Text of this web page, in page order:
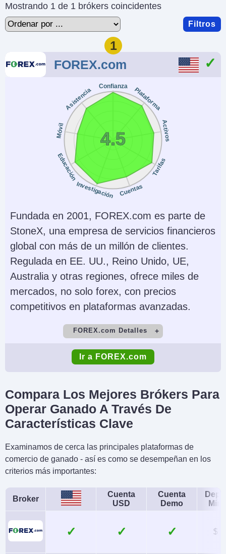
Mostrando 1 de 1 brókers coincidentes
Filtros
1
FOREX.com
Confianza Plataforma
Activos
Tarifas
Cuentas
Investigación
Educación
Móvil
Asistencia
4.5
Fundada en 2001, FOREX.com es parte de
StoneX, una empresa de servicios financieros
global con más de un millón de clientes.
Regulada en EE. UU., Reino Unido, UE,
Australia y otras regiones, ofrece miles de
mercados, no solo forex, con precios
competitivos en plataformas avanzadas.
FOREX.com Detalles
Cuenta Demo Depósito Mínimo
0.01 Lots 1:50
Copy Trading
Instrumentos
Forex, Futuros y
Metales, Energías,
Índices, Bonos
Plataformas
WebTrader, Mobile,
TradingView
Ir a FOREX.com
Compara Los Mejores Brókers Para
Operar Ganado A Través De
Características Clave
Examinamos de cerca las principales plataformas de
comercio de ganado - así es como se desempeñan en los
criterios más importantes:
Broker
Cuenta
USD
Cuenta
Demo
✓ ✓